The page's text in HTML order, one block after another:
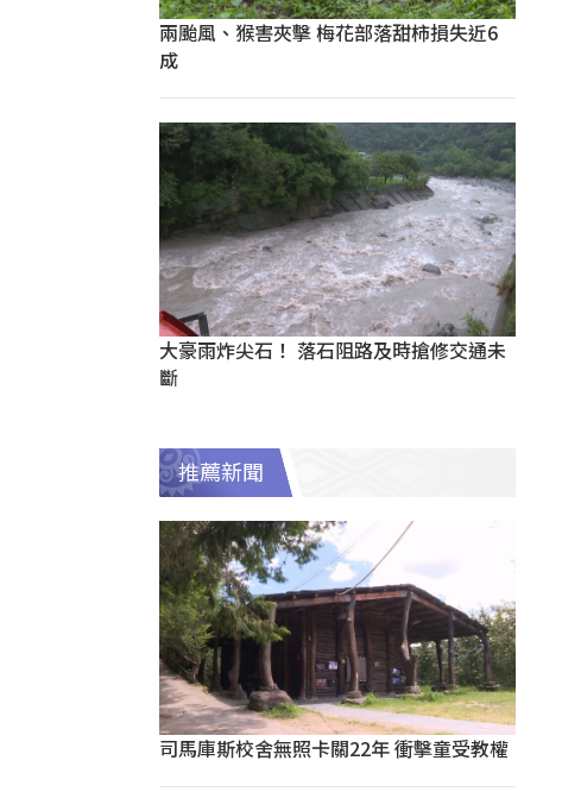
兩颱風、猴害夾擊 梅花部落甜柿損失近6
成
大豪雨炸尖石！ 落石阻路及時搶修交通未
斷
推薦新聞
司馬庫斯校舍無照卡關22年 衝擊童受教權